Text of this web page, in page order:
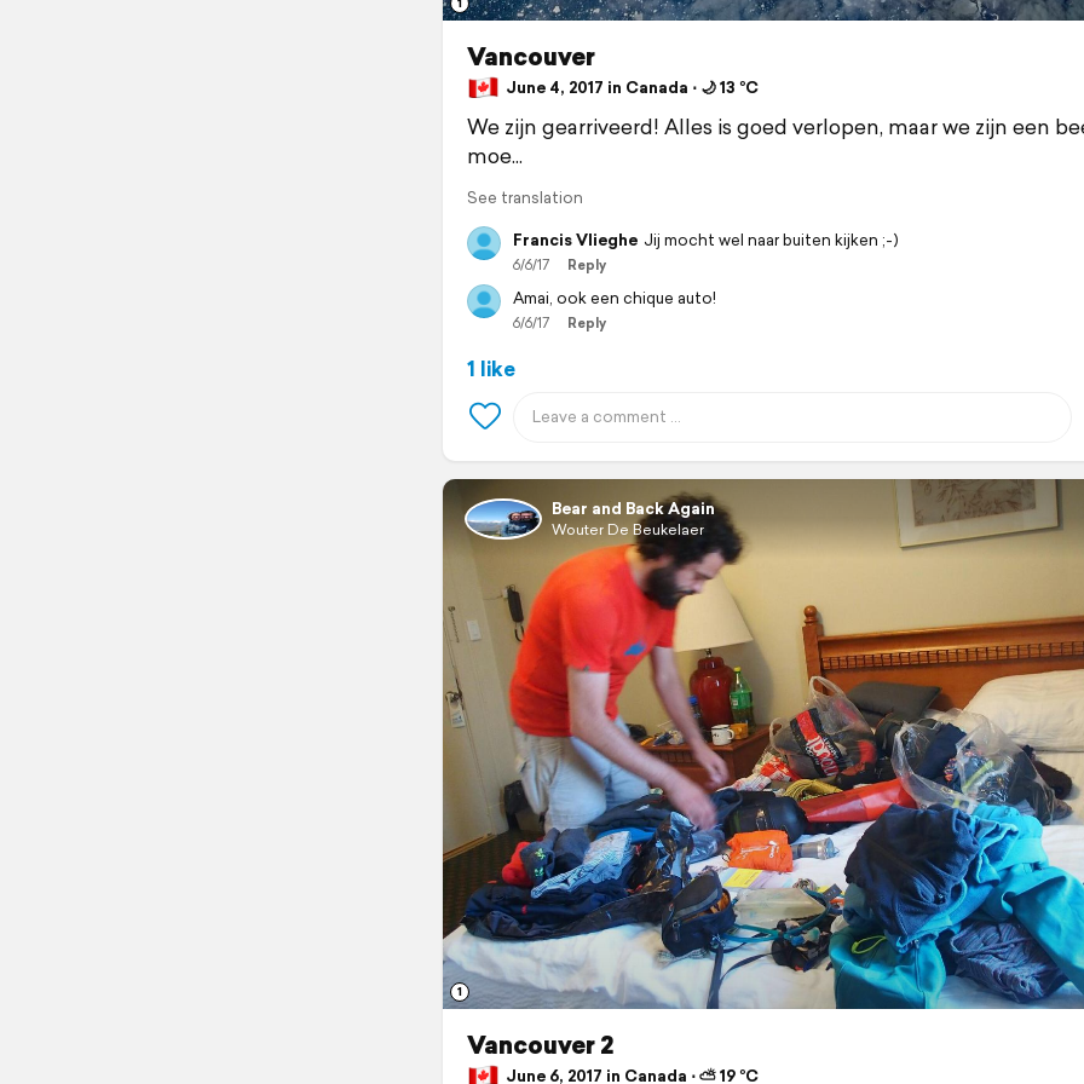
Vancouver
June 4, 2017 in Canada ⋅ 🌙 13 °C
We zijn gearriveerd! Alles is goed verlopen, maar we zijn een
moe...
See translation
Francis Vlieghe Jij mocht wel naar buiten kijken ;-)
6/6/17 Reply
Amai, ook een chique auto!
6/6/17 Reply
1 like
Bear and Back Again
Wouter De Beukelaer
1
Vancouver 2
June 6, 2017 in Canada ⋅ ⛅ 19 °C